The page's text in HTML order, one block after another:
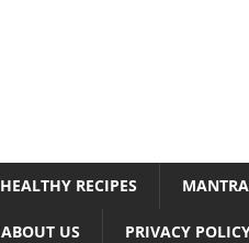
HEALTHY RECIPES
ABOUT US PRIVACY